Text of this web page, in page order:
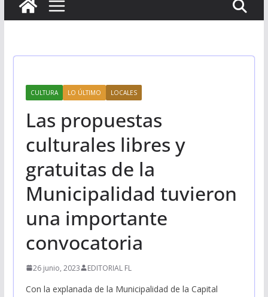
CULTURA LO ÚLTIMO LOCALES
Las propuestas
culturales libres y
gratuitas de la
Municipalidad tuvieron
una importante
convocatoria
26 junio, 2023 EDITORIAL FL
Con la explanada de la Municipalidad de la Capital